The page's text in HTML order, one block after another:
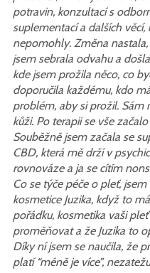
potravin, konzultací s
suplementací a dalších věcí,
nepomohly. Změna
jsem sebrala odvahu a
kde jsem prožila něco, co
doporučila každému, kdo
problém, aby si prožil. Sám
kůži. Po terapii se vše
Souběžně jsem začala se
CBD, která mě drží v
rovnováze a ja se cítím
Co se týče péče o pleť, jsem
kosmetice Juzika, když to
pořádku, kosmetika vaši
proměňovat a že Juzika to
Díky ní jsem se naučila, že
platí “méně je více”,